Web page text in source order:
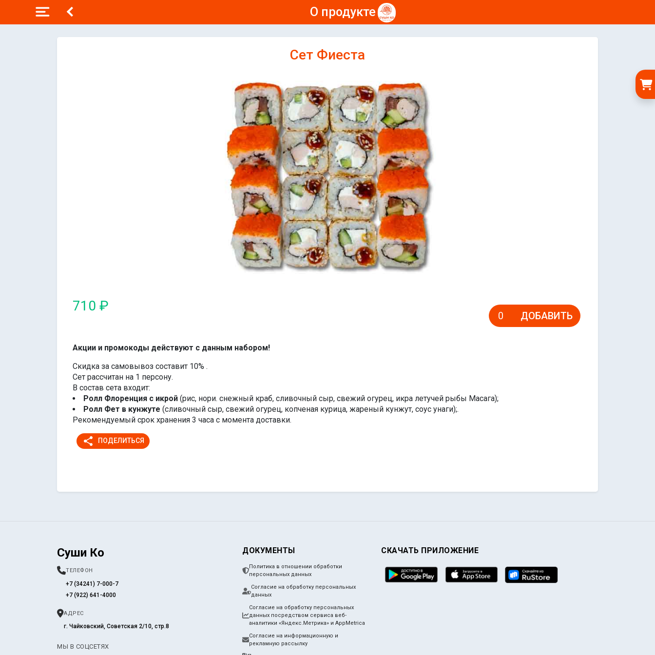
О продукте
Сет Фиеста
710 ₽
ДОБАВИТЬ
Акции и промокоды действуют с данным набором!
Скидка за самовывоз составит 10% .
Сет рассчитан на 1 персону.
В состав сета входит:
Ролл Флоренция с икрой (рис, нори. снежный краб, сливочный сыр, свежий огурец, икра летучей рыбы Масага);
Ролл Фет в кунжуте (сливочный сыр, свежий огурец, копченая курица, жареный кунжут, соус унаги);.
Рекомендуемый срок хранения 3 часа с момента доставки.
share ПОДЕЛИТЬСЯ
Суши Ко
ТЕЛЕФОН
+7 (34241) 7-000-7
+7 (922) 641-4000
АДРЕС
г. Чайковский, Советская 2/10, стр.8
МЫ В СОЦСЕТЯХ
ДОКУМЕНТЫ
Политика в отношении обработки
персональных данных
Согласие на обработку персональных
данных
Согласие на обработку персональных
данных посредством сервиса веб-
аналитики «Яндекс.Метрика» и AppMetrica
Согласие на информационную и
рекламную рассылку
СКАЧАТЬ ПРИЛОЖЕНИЕ